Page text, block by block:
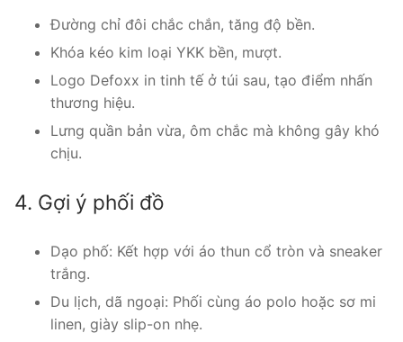
Đường chỉ đôi chắc chắn, tăng độ bền.
Khóa kéo kim loại YKK bền, mượt.
Logo Defoxx in tinh tế ở túi sau, tạo điểm nhấn
thương hiệu.
Lưng quần bản vừa, ôm chắc mà không gây khó
chịu.
4. Gợi ý phối đồ
Dạo phố: Kết hợp với áo thun cổ tròn và sneaker
trắng.
Du lịch, dã ngoại: Phối cùng áo polo hoặc sơ mi
linen, giày slip-on nhẹ.